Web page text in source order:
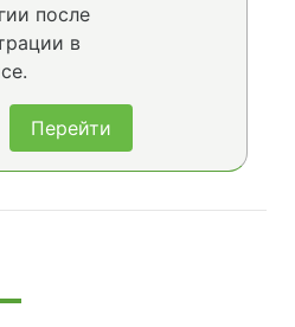
после
в
Перейти